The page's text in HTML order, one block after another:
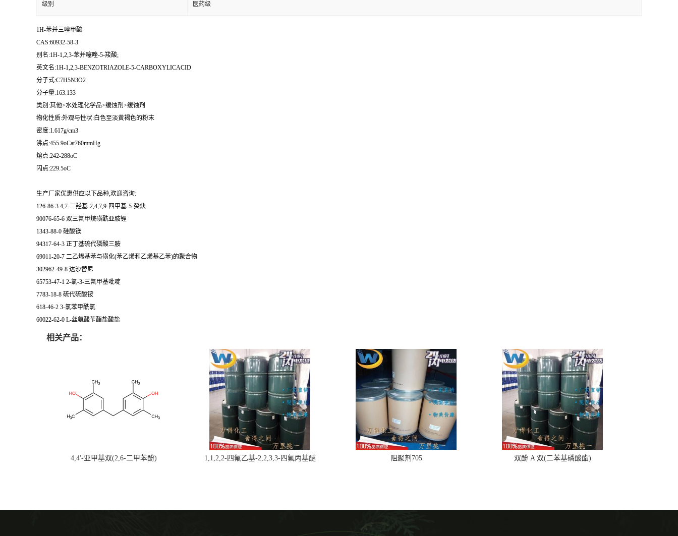
级别 医药级
1H-苯并三唑甲酸
CAS:60932-58-3
别名:1H-1,2,3-苯并噻唑-5-羧酸;
英文名:1H-1,2,3-BENZOTRIAZOLE-5-CARBOXYLICACID
分子式:C7H5N3O2
分子量:163.133
类别:其他>水处理化学品>缓蚀剂>缓蚀剂
物化性质:外观与性状:白色至淡黄褐色的粉末
密度:1.617g/cm3
沸点:455.9oCat760mmHg
熔点:242-288oC
闪点:229.5oC
生产厂家优惠供应以下品种,欢迎咨询:
126-86-3 4,7-二羟基-2,4,7,9-四甲基-5-癸炔
90076-65-6 双三氟甲烷磺酰亚胺锂
1343-88-0 硅酸镁
94317-64-3 正丁基硫代磷酸三胺
69011-20-7 二乙烯基苯与磺化(苯乙烯和乙烯基乙苯)的聚合物
302962-49-8 达沙替尼
65753-47-1 2-氯-3-三氟甲基吡啶
7783-18-8 硫代硫酸铵
618-46-2 3-氯苯甲酰氯
60022-62-0 L-丝氨酸苄酯盐酸盐
相关产品：
4,4'-亚甲基双(2,6-二甲苯酚) 1,1,2,2-四氟乙基-2,2,3,3-四氟丙基醚 阻聚剂705 双酚 A 双(二苯基磷酸酯)